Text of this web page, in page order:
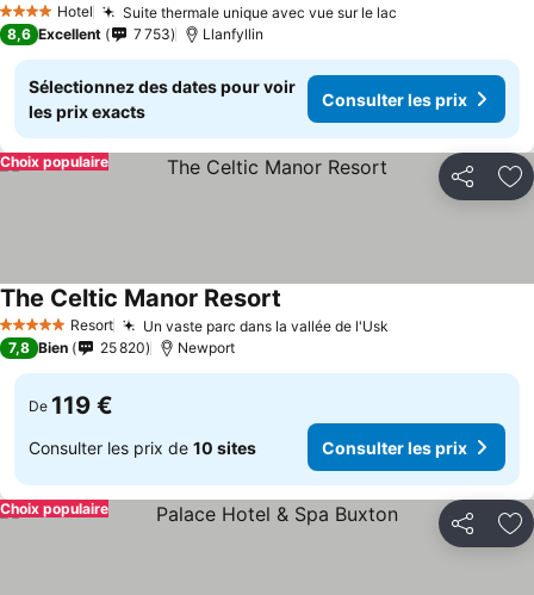
4 Étoiles Hotel Suite thermale unique avec vue sur le lac
8,6 Excellent 7 753 Llanfyllin
Sélectionnez des dates pour voir
les prix exacts
Consulter les prix
Partager
Choix populaire
5 Étoiles Resort Un vaste parc dans la vallée de l'Usk
The Celtic Manor Resort
7,8 Bien 25 820 Newport
De 119 €
Consulter les prix de 10 sites Consulter les prix
Partager
Choix populaire